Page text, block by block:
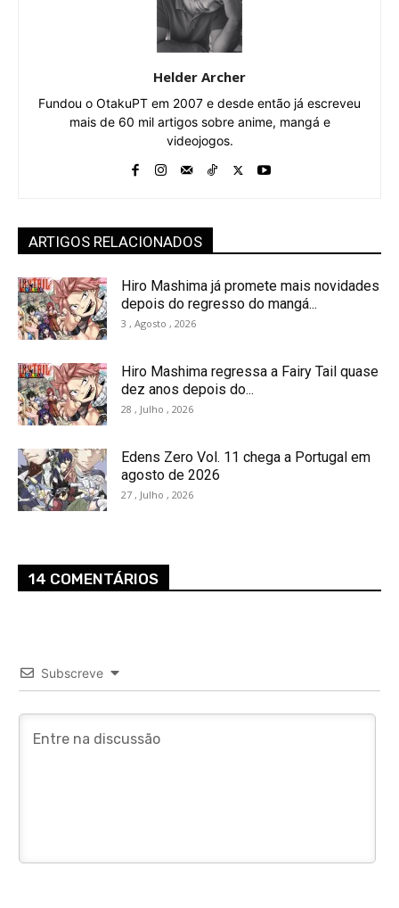
Helder Archer
Fundou o OtakuPT em 2007 e desde então já escreveu
mais de 60 mil artigos sobre anime, mangá e
videojogos.
ARTIGOS RELACIONADOS
Hiro Mashima já promete mais novidades
depois do regresso do mangá...
3 , Agosto , 2026
Hiro Mashima regressa a Fairy Tail quase
dez anos depois do...
28 , Julho , 2026
Edens Zero Vol. 11 chega a Portugal em
agosto de 2026
27 , Julho , 2026
14 COMENTÁRIOS
Subscreve